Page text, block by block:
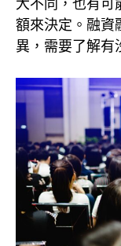
大不同，也有可
額來決定。融資
異，需要了解有